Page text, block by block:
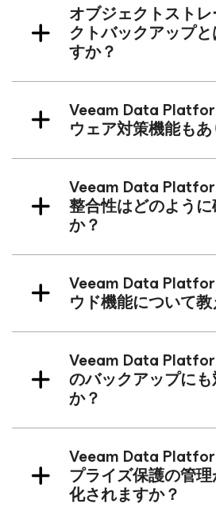
オブジェクトスト
クトバックアップ
すか？
Veeam Data
ウェア対策機能も
Veeam Data
整合性はどのよう
か？
Veeam Data
ウド機能について教
Veeam Data
のバックアップに
か？
Veeam Data
プライズ保護の管
化されますか？